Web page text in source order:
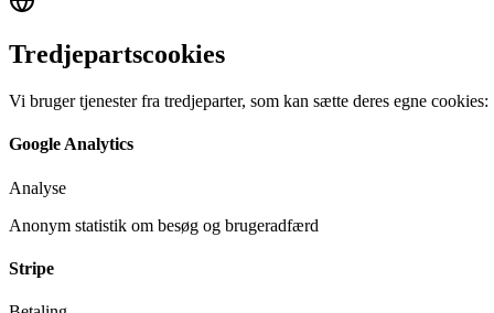
Tredjepartscookies
Vi bruger tjenester fra tredjeparter, som kan sætte deres egne cookies:
Google Analytics
Analyse
Anonym statistik om besøg og brugeradfærd
Stripe